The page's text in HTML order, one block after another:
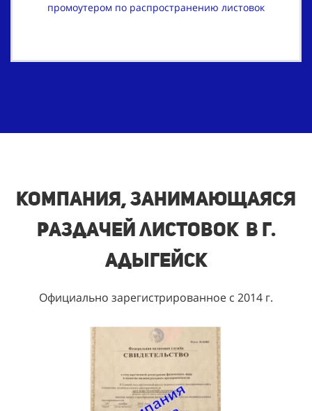
промоутером по распространению листовок
Компания, занимающаяся
раздачей листовок в г.
Адыгейск
Официально зарегистрированное с 2014 г.